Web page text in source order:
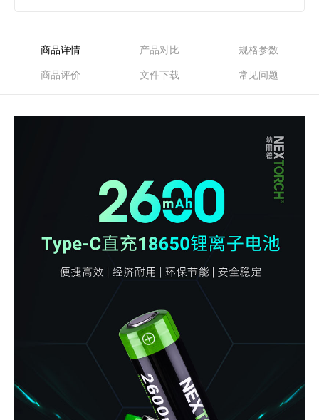
商品详情 产品对比
规格参数
商品评价
文件下载 常见问题